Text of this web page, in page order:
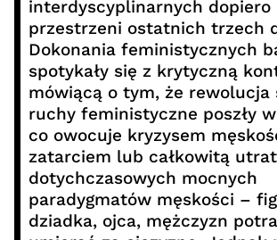
interdyscyplinarnych dopiero
przestrzeni ostatnich trzech
Dokonania feministycznych
spotykały się z krytyczną
mówiącą o tym, że rewolucja
ruchy feministyczne poszły
co owocuje kryzysem
zatarciem lub całkowitą
dotychczasowych mocnych
paradygmatów męskości –
dziadka, ojca, mężczyzn